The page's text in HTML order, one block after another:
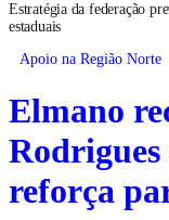
Estratégia da federação
estaduais
Apoio na Região Norte
Elmano
Rodrigues
reforça